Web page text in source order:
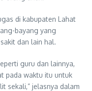
di kabupaten Lahat
bayang yang
dan lain hal.
guru dan lainnya,
pada waktu itu untuk
sekali,” jelasnya dalam